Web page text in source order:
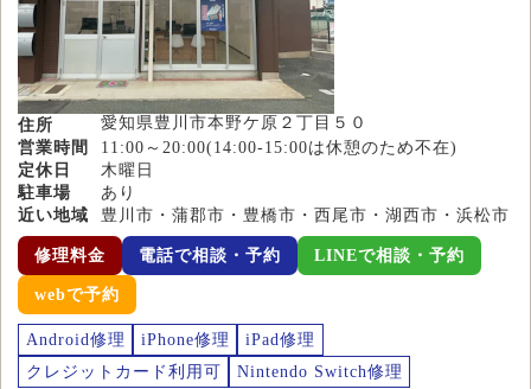
住所
愛知県豊川市本野ケ原２丁目５０
営業時間
11:00～20:00(14:00-15:00は休憩のため不在)
定休日
木曜日
駐車場
あり
近い地域
豊川市・蒲郡市・豊橋市・西尾市・湖西市・浜松市
修理料金 電話で相談・予約 LINEで相談・予約
webで予約
Android修理 iPhone修理
iPad修理
クレジットカード利用可
Nintendo Switch修理